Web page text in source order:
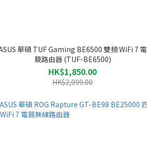
華碩 TUF Gaming BE6500 雙頻 WiFi 7 電
競路由器 (TUF-BE6500)
HK$1,850.00
HK$2,099.00